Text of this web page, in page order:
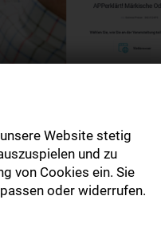
Website stetig
und zu
von Cookies ein. Sie
oder widerrufen.